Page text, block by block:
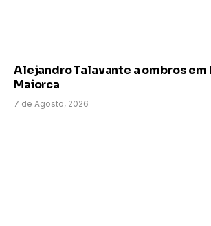
Alejandro Talavante a ombros em
Maiorca
7 de Agosto, 2026